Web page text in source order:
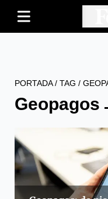
PORTADA/ TAG /
Geopagos